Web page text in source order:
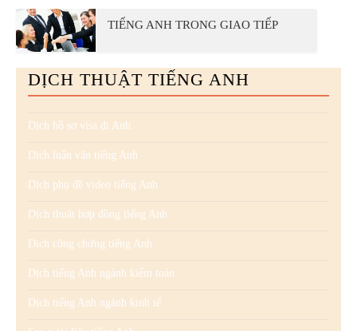
TIẾNG ANH TRONG GIAO TIẾP
DỊCH THUẬT TIẾNG ANH
Dịch hồ sơ visa đi Anh
Dịch luận văn tiếng Anh
Dịch phụ đề video tiếng Anh
Dịch thuật hợp đồng tiếng Anh
Dịch công chứng tiếng Anh
Dịch tiếng Anh ngành kiểm toán
Dịch tiếng Anh ngành kinh tế